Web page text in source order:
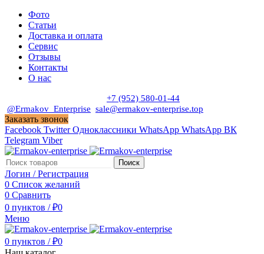
Фото
Статьи
Доставка и оплата
Сервис
Отзывы
Контакты
О нас
+7 (952) 580-01-44
@Ermakov_Enterprise sale@ermakov-enterprise.top
Заказать звонок
Facebook Twitter Одноклассники WhatsApp WhatsApp ВК
Telegram Viber
Поиск
Логин / Регистрация
0 Список желаний
0 Сравнить
0 пунктов / ₽0
Меню
0 пунктов / ₽0